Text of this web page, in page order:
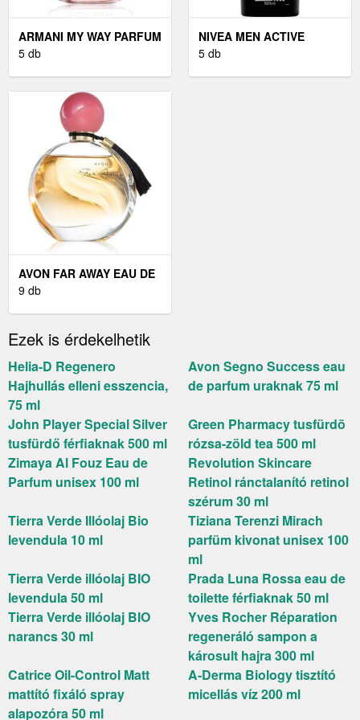
ARMANI MY WAY PARFUM
PARFÜM HÖLGYEKNEK
5 db
NIVEA MEN ACTIVE
CLEAN TUSFÜRDŐ 500
5 db
AVON FAR AWAY EAU DE
PARFUM HÖLGYEKNEK
9 db
Ezek is érdekelhetik
Helia-D Regenero
Hajhullás elleni esszencia,
75 ml
Avon Segno Success eau
de parfum uraknak 75 ml
John Player Special Silver
tusfürdő férfiaknak 500 ml
Green Pharmacy tusfürdõ
rózsa-zöld tea 500 ml
Zimaya Al Fouz Eau de
Parfum unisex 100 ml
Revolution Skincare
Retinol ránctalanító retinol
szérum 30 ml
Tierra Verde Illóolaj Bio
levendula 10 ml
Tiziana Terenzi Mirach
parfüm kivonat unisex 100
ml
Tierra Verde illóolaj BIO
levendula 50 ml
Prada Luna Rossa eau de
toilette férfiaknak 50 ml
Tierra Verde illóolaj BIO
narancs 30 ml
Yves Rocher Réparation
regeneráló sampon a
károsult hajra 300 ml
Catrice Oil-Control Matt
mattító fixáló spray
alapozóra 50 ml
A-Derma Biology tisztító
micellás víz 200 ml